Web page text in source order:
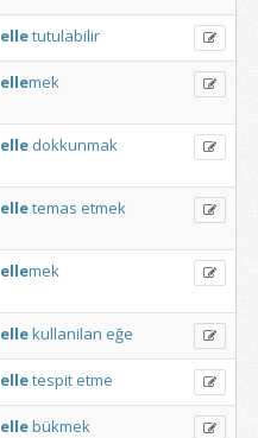
elletutulabilir
ellemek
elle dokkunmak
elletemas etmek
ellemek
ellekullanilan eğe
elletespit etme
ellebükmek